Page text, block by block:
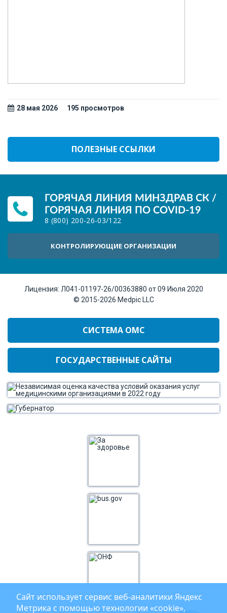
28 мая 2026 195 просмотров
ПОЛЕЗНЫЕ ССЫЛКИ
ГОРЯЧАЯ ЛИНИЯ МИНЗДРАВ СК /
ГОРЯЧАЯ ЛИНИЯ ПО COVID-19
8 (800) 200-26-03/122
КОНТРОЛИРУЮЩИЕ ОРГАНИЗАЦИИ
Лицензия: Л041-01197-26/00363880 от 09 Июля 2020
© 2015-2026 Medpic LLC
СИСТЕМА ОМС
ГОСУДАРСТВЕННЫЕ САЙТЫ
Сайт использует сервис веб‑аналитики Яндекс
Метрика с помощью технологии «cookie»,